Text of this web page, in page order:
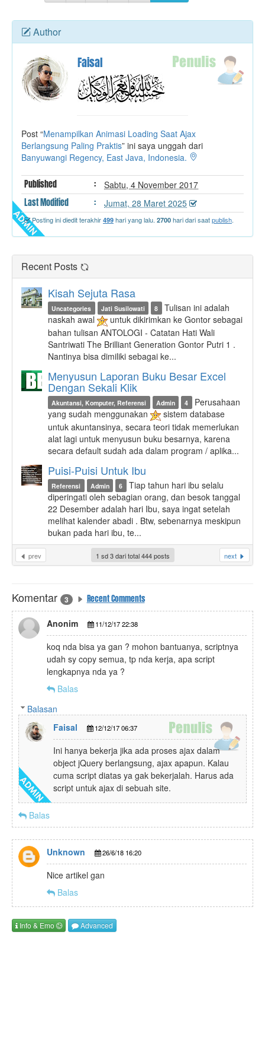
r
Author
Faisal
Post “Menampilkan Animasi Loading Saat Ajax
Berlangsung Paling Praktis” ini saya unggah dari
Banyuwangi Regency, East Java, Indonesia.
Published : Sabtu, 4 November 2017
LastModified : Jumat, 28 Maret 2025
Posting ini diedit terakhir 499 hari yang lalu. 2700 hari dari saatpublish.
Recent Posts
Kisah Sejuta Rasa
Uncategories Jati Susilowati 8
Tulisan ini adalah
naskah awal
untuk dikirimkan ke Gontor sebagai
bahan tulisan ANTOLOGI - Catatan Hati Wali
Santriwati The Brilliant Generation Gontor Putri 1 .
Nantinya bisa dimiliki sebagai ke...
Menyusun Laporan Buku Besar Excel
Dengan Sekali Klik
Akuntansi, Komputer, Referensi Admin 4
Perusahaan
yang sudah menggunakan
sistem database
untuk akuntansinya, secara teori tidak memerlukan
alat lagi untuk menyusun buku besarnya, karena
secara default sudah ada dalam program / aplika...
Puisi-Puisi Untuk Ibu
Referensi Admin 6
Tiap tahun hari ibu selalu
diperingati oleh sebagian orang, dan besok tanggal
22 Desember adalah hari Ibu, saya ingat setelah
melihat kalender abadi . Btw, sebenarnya meskipun
bukan pada hari ibu, te...
prev 1 sd 3 dari total 444 posts next
Komentar 3 Recent Comments
Anonim 11/12/17 22:38
koq nda bisa ya gan ? mohon bantuanya, scriptnya
udah sy copy semua, tp nda kerja, apa script
lengkapnya nda ya ?
Balas
Balasan
Faisal
12/12/17 06:37
Ini hanya bekerja jika ada proses ajax dalam
object jQuery berlangsung, ajax apapun. Kalau
cuma script diatas ya gak bekerjalah. Harus ada
script untuk ajax di sebuah site.
Balas
Unknown 26/6/18 16:20
Nice artikel gan
Balas
Info & Emo Advanced